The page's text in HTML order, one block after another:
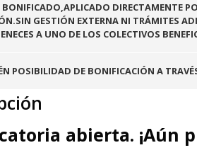
BONIFICADO,APLICADO DIRECTAMENTE
GESTIÓN EXTERNA NI TRÁMITES
A UNO DE LOS COLECTIVOS
POSIBILIDAD DE BONIFICACIÓN A
abierta. ¡Aún